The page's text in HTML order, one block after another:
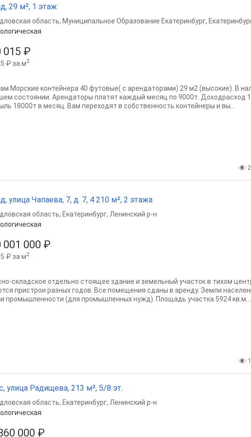
29 м², 1 этаж
015 ₽
₽ за м2
область, Муниципальное Образование Екатеринбург,
Морские контейнера 40 футовые( с арендаторами) 29 м2 (высокие). В
состоянии. Арендаторы платят каждый месяц по 9000т. Доходрасход
18000т в месяц. Вам переходят в собственность контейнеры и вы...
2
улица Чапаева, 7, д. 7, 4 210 м², 2 этажа
001 000 ₽
₽ за м2
область, Екатеринбург, Ленинский р-н
складское отдельно стоящее здание и земельный участок в тихом
пристрои разных годов. Все помещения сданы в аренду. Земли
промышленности (для промышленных нужд). Площадь участка 5924 кв.м....
1
улица Радищева, 213 м², 5/8 эт.
000 ₽
область, Екатеринбург, Ленинский р-н